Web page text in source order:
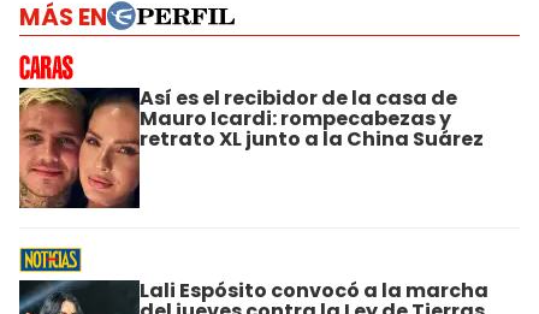
MÁS EN
Así es el recibidor de la casa de
Mauro Icardi: rompecabezas y
retrato XL junto a la China Suárez
Lali Espósito convocó a la marcha